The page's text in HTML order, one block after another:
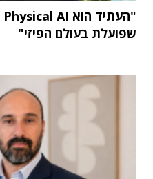
שפועלת בעולם הפיזי"